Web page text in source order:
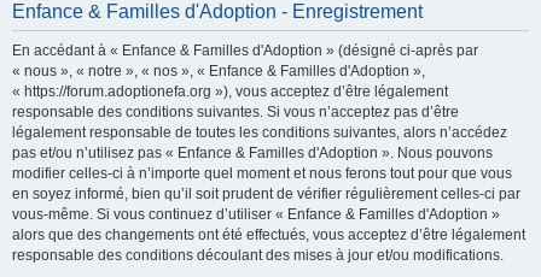
Enfance & Familles d'Adoption - Enregistrement
En accédant à « Enfance & Familles d'Adoption » (désigné ci-après par
« nous », « notre », « nos », « Enfance & Familles d'Adoption »,
« https://forum.adoptionefa.org »), vous acceptez d’être légalement
responsable des conditions suivantes. Si vous n’acceptez pas d’être
légalement responsable de toutes les conditions suivantes, alors n’accédez
pas et/ou n’utilisez pas « Enfance & Familles d'Adoption ». Nous pouvons
modifier celles-ci à n’importe quel moment et nous ferons tout pour que vous
en soyez informé, bien qu’il soit prudent de vérifier régulièrement celles-ci par
vous-même. Si vous continuez d’utiliser « Enfance & Familles d'Adoption »
alors que des changements ont été effectués, vous acceptez d’être légalement
responsable des conditions découlant des mises à jour et/ou modifications.